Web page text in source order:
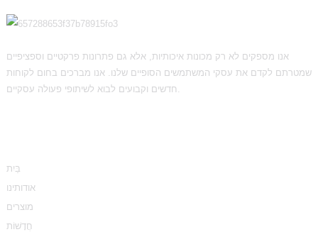
אנו מספקים לא רק מכונות איכותיות, אלא גם פתרונות פרקטיים וספציפיים
שמטרתם לקדם את עסקי המשתמשים הסופיים שלנו. אנו מברכים בחום לקוחות
בַּיִת
אודותינו
מוצרים
חֲדָשׁוֹת